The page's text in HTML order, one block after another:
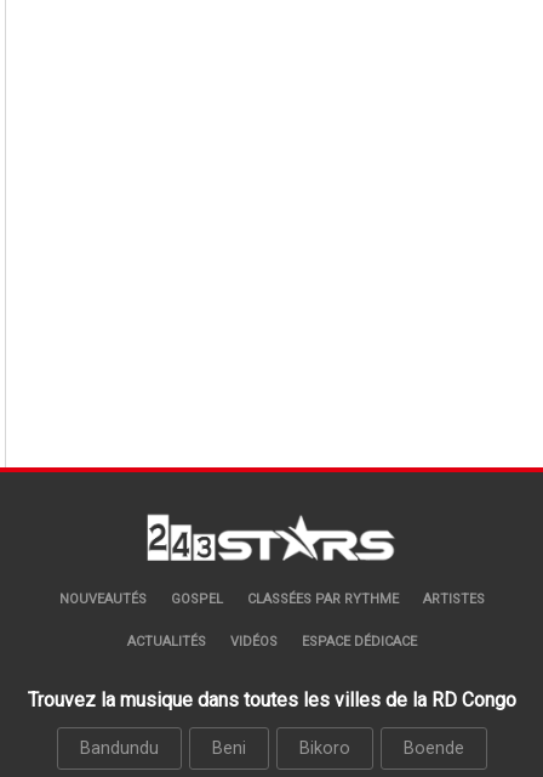
NOUVEAUTÉS GOSPEL CLASSÉES PAR RYTHME ARTISTES
ACTUALITÉS VIDÉOS ESPACE DÉDICACE
Trouvez la musique dans toutes les villes de la RD Congo
Bandundu Beni Bikoro Boende